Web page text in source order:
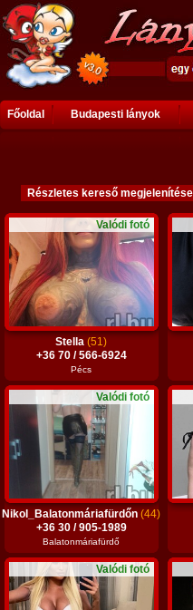
Főoldal Budapesti lányok
Valódi fotó
Stella(51)
+36 70 / 566-6924
Pécs
Valódi fotó
Nikol_Balatonmáriafürdőn(44)
+36 30 / 905-1989
Balatonmáriafürdő
Valódi fotó